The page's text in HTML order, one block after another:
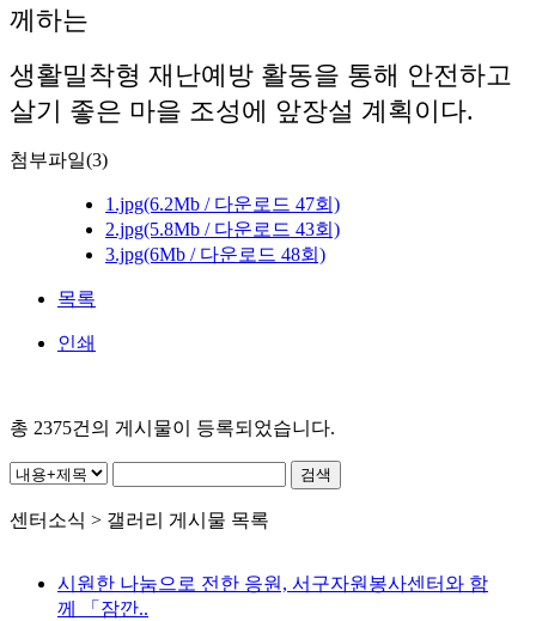
께하는
생활밀착형 재난예방 활동을 통해 안전하고
살기 좋은 마을 조성에 앞장설 계획이다.
첨부파일(3)
1.jpg(6.2Mb / 다운로드 47회)
2.jpg(5.8Mb / 다운로드 43회)
3.jpg(6Mb / 다운로드 48회)
목록
인쇄
총 2375건의 게시물이 등록되었습니다.
센터소식 > 갤러리 게시물 목록
시원한 나눔으로 전한 응원, 서구자원봉사센터와 함
께 「잠깐..